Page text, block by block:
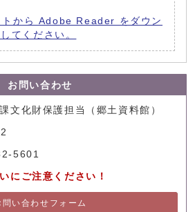
から Adobe Reader をダウン
てください。
お問い合わせ
文化財保護担当（郷土資料館）
5601
にご注意ください！
問い合わせフォーム